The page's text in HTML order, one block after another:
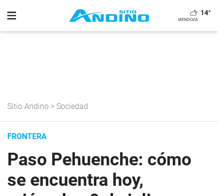
14°
Sitio Andino > Sociedad
FRONTERA
Paso Pehuenche: cómo
se encuentra hoy,